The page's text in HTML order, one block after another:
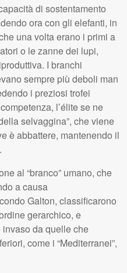
di sostentamento
ora con gli elefanti, in
una volta erano i primi a
o le zanne dei lupi,
I branchi
sempre più deboli man
i preziosi trofei
l’élite se ne
selvaggina”, che viene
è abbattere, mantenendo il
al “branco” umano, che
a causa
Galton, classificarono
gerarchico, e
da quelle che
come i “Mediterranei”,